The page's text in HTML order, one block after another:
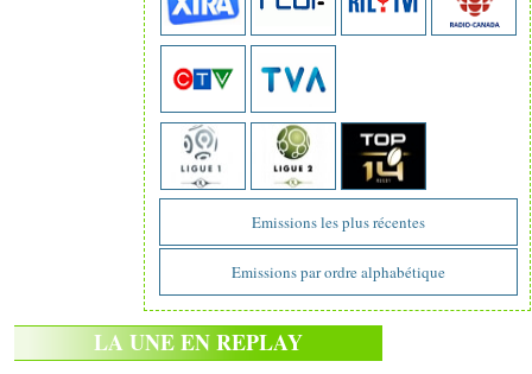
Emissions les plus récentes
Emissions par ordre alphabétique
LA UNE EN REPLAY